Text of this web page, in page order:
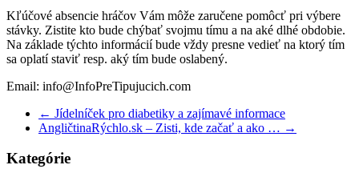
Kľúčové absencie hráčov Vám môže zaručene pomôcť pri výbere
stávky. Zistite kto bude chýbať svojmu tímu a na aké dlhé obdobie.
Na základe týchto informácií bude vždy presne vedieť na ktorý tím
sa oplatí staviť resp. aký tím bude oslabený.
Email: info@InfoPreTipujucich.com
← Jídelníček pro diabetiky a zajímavé informace
AngličtinaRýchlo.sk – Zisti, kde začať a ako … →
Kategórie